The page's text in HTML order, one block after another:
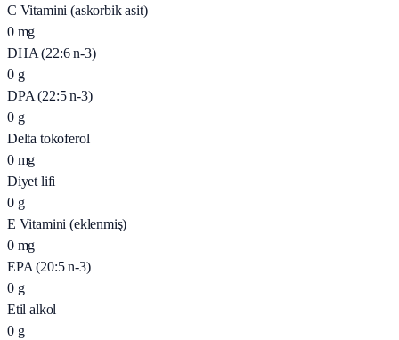
C Vitamini (askorbik asit)
0 mg
DHA (22:6 n-3)
0 g
DPA (22:5 n-3)
0 g
Delta tokoferol
0 mg
Diyet lifi
0 g
E Vitamini (eklenmiş)
0 mg
EPA (20:5 n-3)
0 g
Etil alkol
0 g